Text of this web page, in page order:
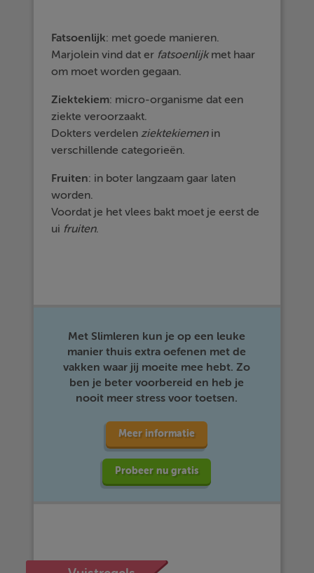
Fatsoenlijk: met goede manieren.
Marjolein vind dat er fatsoenlijkmet haar
om moet worden gegaan.
Ziektekiem: micro-organisme dat een
ziekte veroorzaakt.
Dokters verdelenziektekiemenin
verschillende categorieën.
Fruiten: in boter langzaam gaar laten
worden.
Voordat je het vlees bakt moet je eerst de
ui fruiten.
Met Slimleren kun je op een leuke
manier thuis extra oefenen met de
vakken waar jij moeite mee hebt. Zo
ben je beter voorbereid en heb je
nooit meer stress voor toetsen.
Meer informatie
Probeer nu gratis